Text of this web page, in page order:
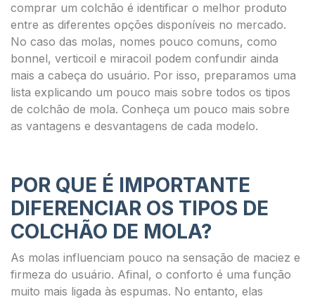
comprar um colchão é identificar o melhor produto
entre as diferentes opções disponíveis no mercado.
No caso das molas, nomes pouco comuns, como
bonnel, verticoil e miracoil podem confundir ainda
mais a cabeça do usuário. Por isso, preparamos uma
lista explicando um pouco mais sobre todos os tipos
de colchão de mola. Conheça um pouco mais sobre
as vantagens e desvantagens de cada modelo.
POR QUE É IMPORTANTE
DIFERENCIAR OS TIPOS DE
COLCHÃO DE MOLA?
As molas influenciam pouco na sensação de maciez e
firmeza do usuário. Afinal, o conforto é uma função
muito mais ligada às espumas. No entanto, elas